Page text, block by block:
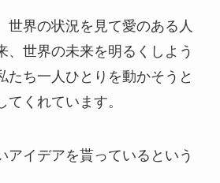
世界の状況を見て愛のある人
、世界の未来を明るくしよう
たち一人ひとりを動かそうと
くれています。
アイデアを貰っているという